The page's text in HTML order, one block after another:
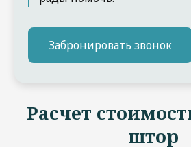
Забронировать звонок
Расчет
штор